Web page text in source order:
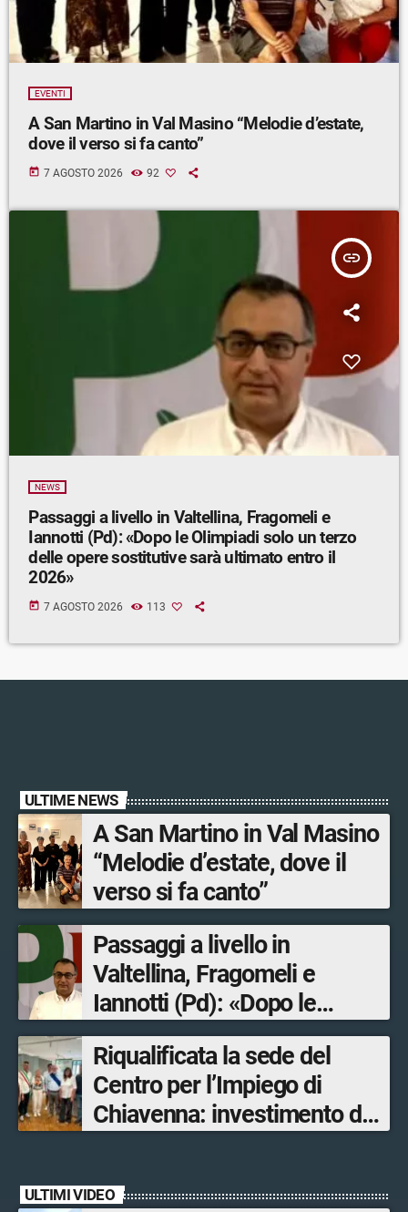
EVENTI
A San Martino in Val Masino “Melodie d’estate,
dove il verso si fa canto”
today 7 AGOSTO 2026 92
insert_link
NEWS
Passaggi a livello in Valtellina, Fragomeli e
Iannotti (Pd): «Dopo le Olimpiadi solo un terzo
delle opere sostitutive sarà ultimato entro il
2026»
today 7 AGOSTO 2026 113
ULTIME NEWS
A San Martino in Val Masino
“Melodie d’estate, dove il
verso si fa canto”
Passaggi a livello in
Valtellina, Fragomeli e
Iannotti (Pd): «Dopo le
Olimpiadi solo un terzo delle
opere sostitutive sarà
ultimato entro il 2026»
Riqualificata la sede del
Centro per l’Impiego di
Chiavenna: investimento da
ULTIMI VIDEO